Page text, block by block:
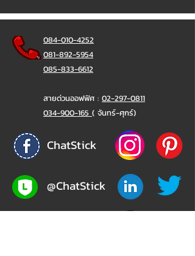
084-010-4252
081-892-5954
085-833-6612
สายด่วนออฟฟิศ : 02-297-0811
034-900-165 ( จันทร์-ศุกร์)
ChatStick
@ChatStick